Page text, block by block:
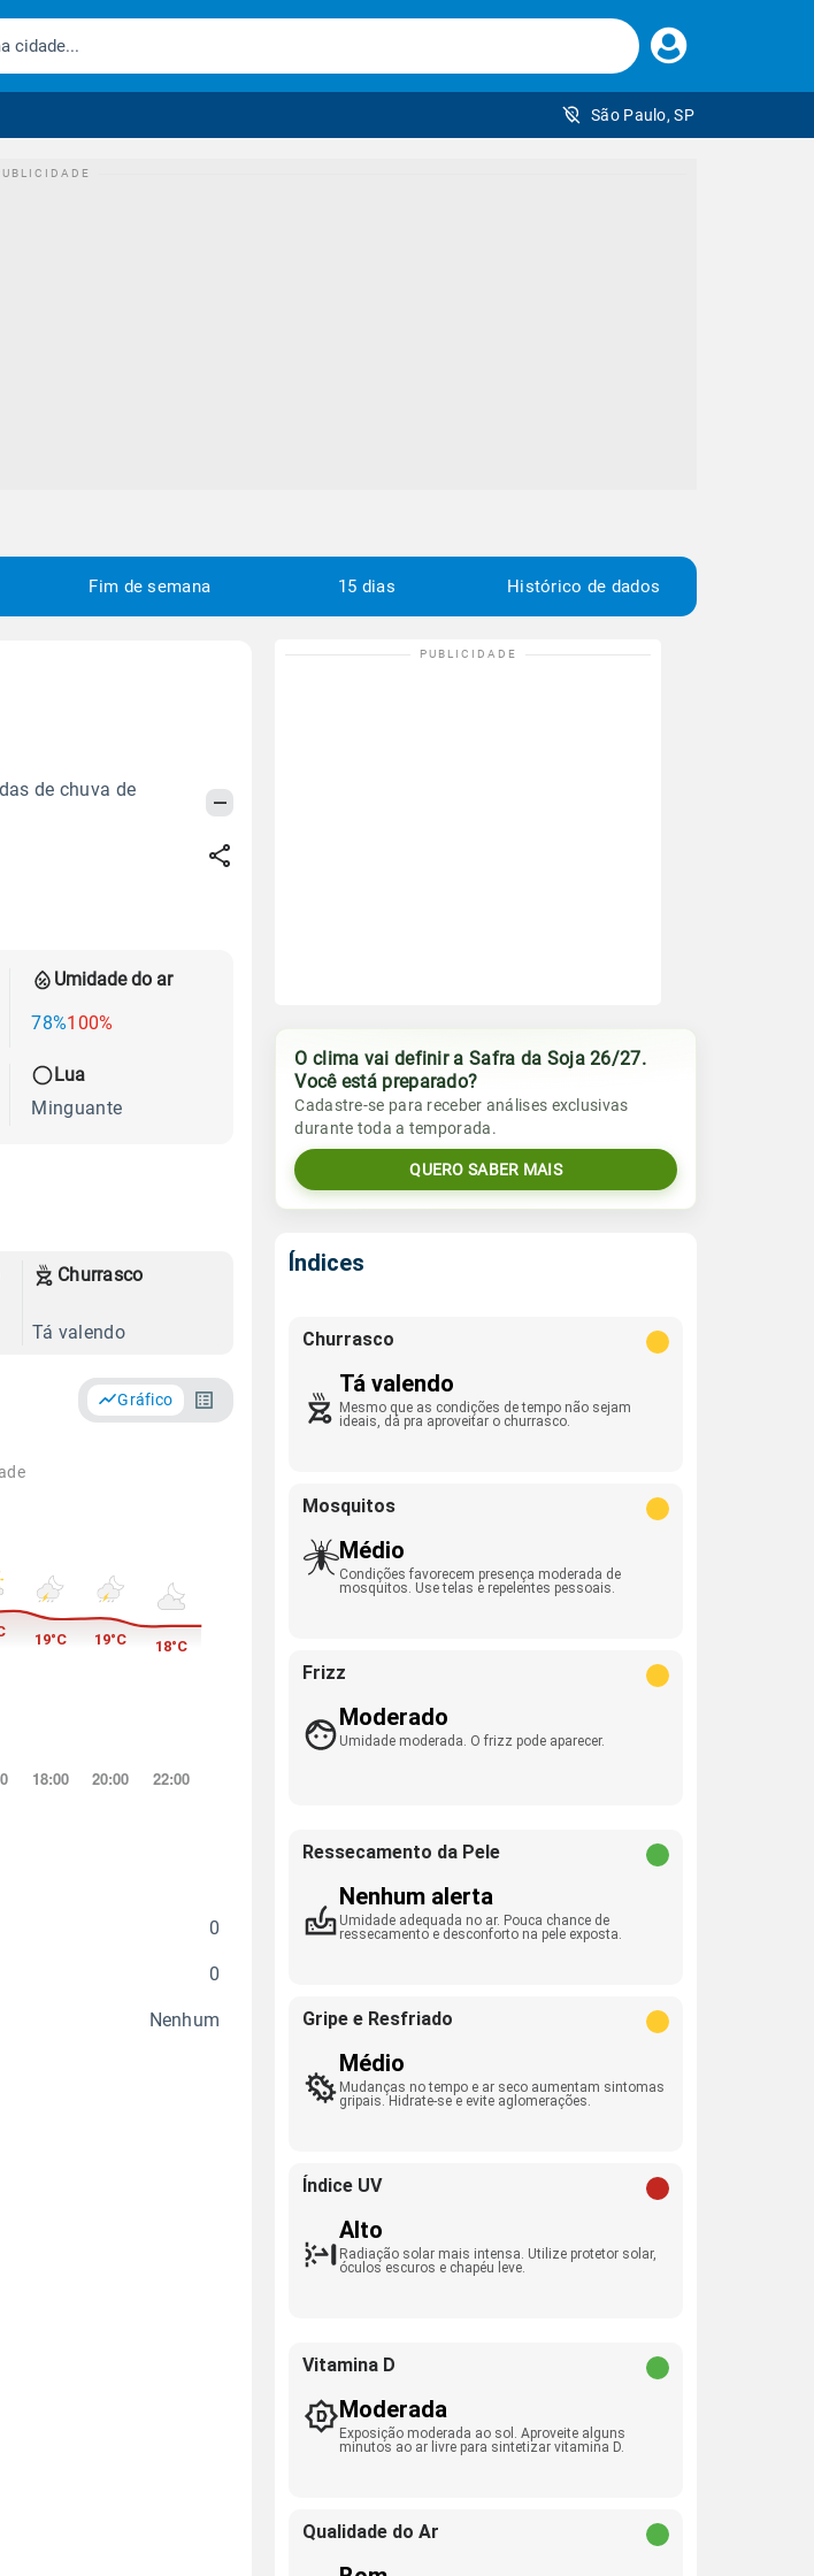
Faça
seu
São Paulo, SP
Fim de semana 15 dias Histórico de dados
de chuva de
Umidade do ar
78%100%
Lua
Minguante
Churrasco
Tá valendo
Gráfico
0
0
Nenhum
O clima vai definir a Safra da Soja 26/27.
Você está preparado?
Cadastre-se para receber análises exclusivas
durante toda a temporada.
QUERO SABER MAIS
Índices
Churrasco
Tá valendo
Mesmo que as condições de tempo não sejam
ideais, dá pra aproveitar o churrasco.
Mosquitos
Médio
Condições favorecem presença moderada de
mosquitos. Use telas e repelentes pessoais.
Frizz
Moderado
Umidade moderada. O frizz pode aparecer.
Ressecamento da Pele
Nenhum alerta
Umidade adequada no ar. Pouca chance de
ressecamento e desconforto na pele exposta.
Gripe e Resfriado
Médio
Mudanças no tempo e ar seco aumentam sintomas
gripais. Hidrate-se e evite aglomerações.
Índice UV
Alto
Radiação solar mais intensa. Utilize protetor solar,
óculos escuros e chapéu leve.
Vitamina D
Moderada
Exposição moderada ao sol. Aproveite alguns
minutos ao ar livre para sintetizar vitamina D.
Qualidade do Ar